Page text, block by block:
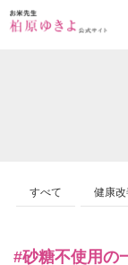
すべて 健康
#砂糖不使用の